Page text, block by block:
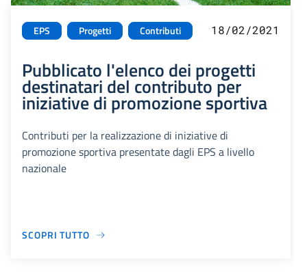
EPS Progetti Contributi 18/02/2021
Pubblicato l'elenco dei progetti
destinatari del contributo per
iniziative di promozione sportiva
Contributi per la realizzazione di iniziative di
promozione sportiva presentate dagli EPS a livello
nazionale
SCOPRI TUTTO